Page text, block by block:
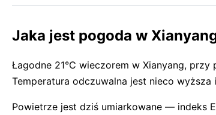
Jaka jest pogoda w
Łagodne 21°C wieczorem w Xianyang,
Temperatura odczuwalna jest nieco
Powietrze jest dziś umiarkowane — indeks